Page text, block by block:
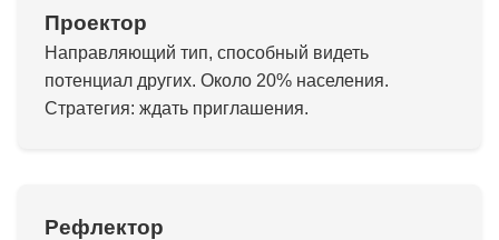
Проектор
Направляющий тип, способный видеть
потенциал других. Около 20% населения.
Стратегия: ждать приглашения.
Рефлектор